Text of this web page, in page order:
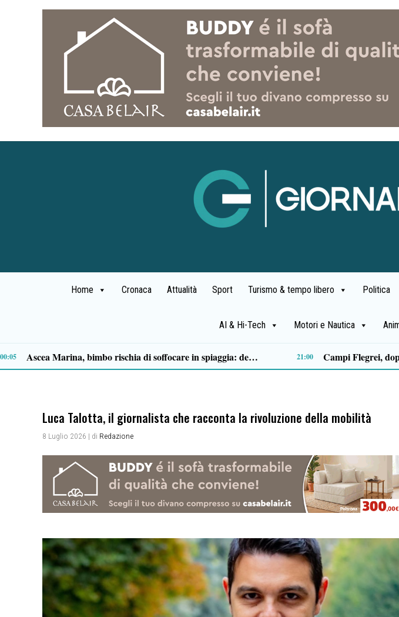
Home Cronaca Attualità Sport Turismo & tempo libero Politica
AI & Hi-Tech Motori e Nautica
Milan in lutto, addio a Franco Baresi: il commosso saluto del club 13:53 Castellabate, Spinelli e Di Luccia uniscono le forze in vista delle comunali 2027 13:32
Luca Talotta, il giornalista che racconta la rivoluzione della mobilità
8 Luglio 2026 | di Redazione